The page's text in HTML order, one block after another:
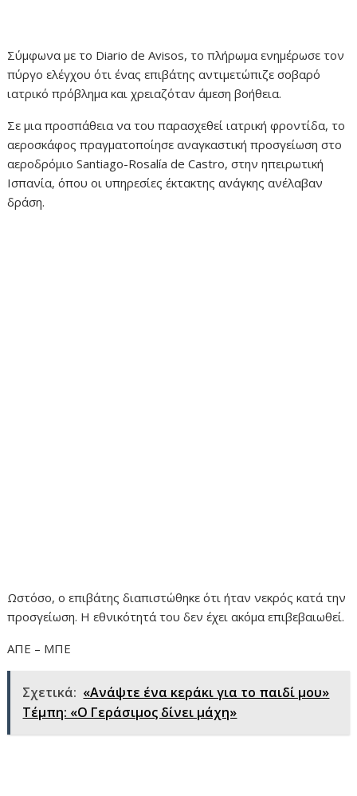
Σύμφωνα με το Diario de Avisos, το πλήρωμα ενημέρωσε τον
πύργο ελέγχου ότι ένας επιβάτης αντιμετώπιζε σοβαρό
ιατρικό πρόβλημα και χρειαζόταν άμεση βοήθεια.
Σε μια προσπάθεια να του παρασχεθεί ιατρική φροντίδα, το
αεροσκάφος πραγματοποίησε αναγκαστική προσγείωση στο
αεροδρόμιο Santiago-Rosalía de Castro, στην ηπειρωτική
Ισπανία, όπου οι υπηρεσίες έκτακτης ανάγκης ανέλαβαν
δράση.
Ωστόσο, ο επιβάτης διαπιστώθηκε ότι ήταν νεκρός κατά την
προσγείωση. Η εθνικότητά του δεν έχει ακόμα επιβεβαιωθεί.
ΑΠΕ – ΜΠΕ
Σχετικά: «Ανάψτε ένα κεράκι για το παιδί μου»
Τέμπη: «Ο Γεράσιμος δίνει μάχη»